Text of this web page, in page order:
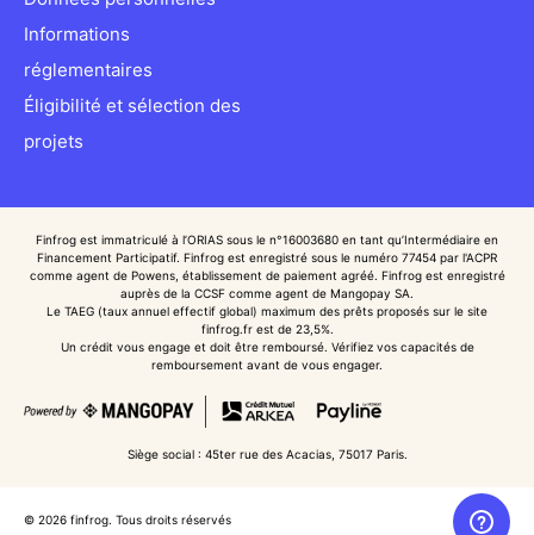
Informations
réglementaires
Éligibilité et sélection des
projets
Finfrog est immatriculé à l’ORIAS sous le n°16003680 en tant qu’Intermédiaire en
Financement Participatif. Finfrog est enregistré sous le numéro 77454 par l'ACPR
comme agent de Powens, établissement de paiement agréé. Finfrog est enregistré
auprès de la CCSF comme agent de Mangopay SA.
Le TAEG (taux annuel effectif global) maximum des prêts proposés sur le site
finfrog.fr est de 23,5%.
Un crédit vous engage et doit être remboursé. Vérifiez vos capacités de
remboursement avant de vous engager.
Siège social : 45ter rue des Acacias, 75017 Paris.
© 2026 finfrog. Tous droits réservés